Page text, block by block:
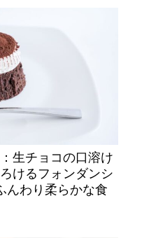
生チョコの口溶け
けるフォンダンシ
んわり柔らかな食